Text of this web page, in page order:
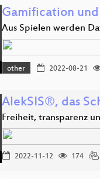
Gamification
Aus Spielen werden
other 2022-08-21
AlekSIS®, das
Freiheit, transparenz
2022-11-12 174